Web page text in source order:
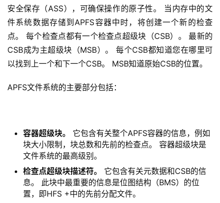
安全保存（ASS），可确保操作的原子性。 当内存中的文
件系统数据存储到APFS容器中时，将创建一个新的检查
点。 每个检查点都有一个检查点超级块（CSB）。 最新的
CSB成为主超级块（MSB）。 每个CSB都知道您在哪里可
以找到上一个和下一个CSB。 MSB知道原始CSB的位置。
APFS文件系统的主要部分包括：
容器超级块。
它包含有关整个APFS容器的信息，例如
块大小限制，块总数和先前的检查点。 容器超级块是
文件系统的最高级别。
检查点超级块描述符。
它包含有关元数据和CSB的信
息。 此块中最重要的信息是位图结构（BMS）的位
置，即HFS +中的先前分配文件。